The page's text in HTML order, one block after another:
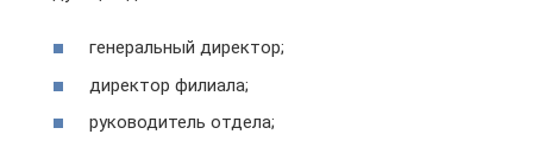
генеральный директор;
директор филиала;
руководитель отдела;